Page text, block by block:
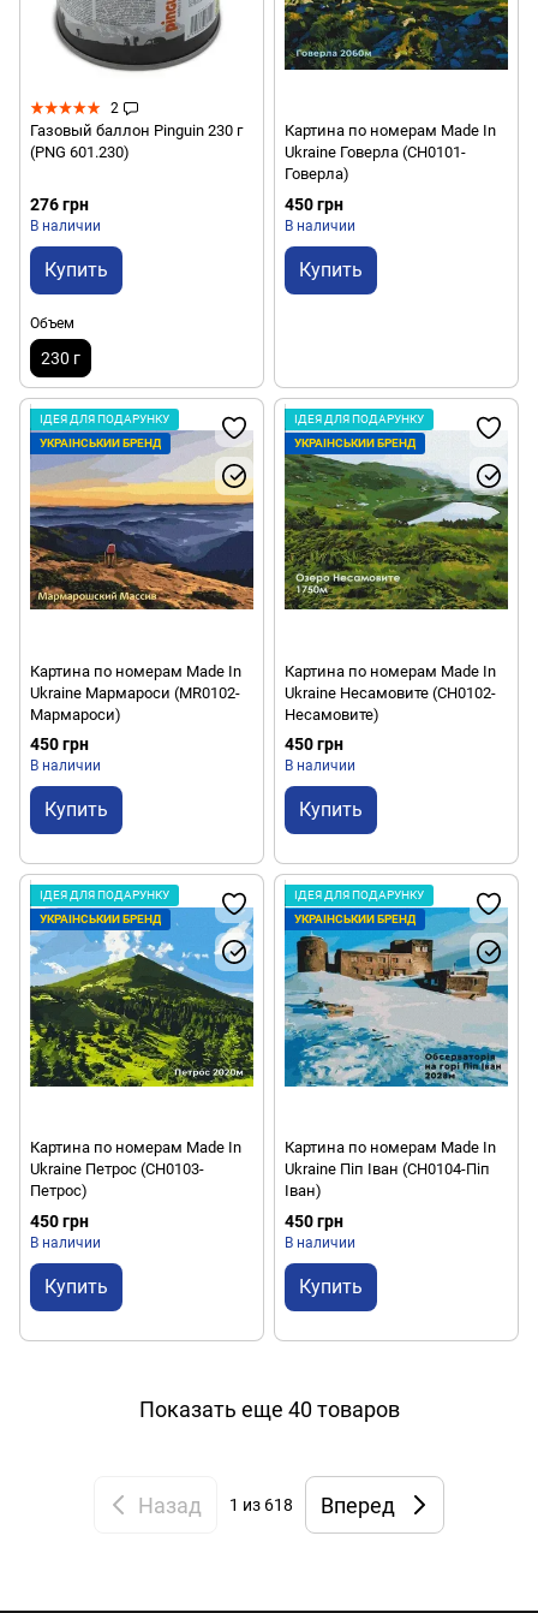
2
Газовый баллон Pinguin 230 г
(PNG 601.230)
276 грн
В наличии
Купить
Объем
230 г
Картина по номерам Made In
Ukraine Говерла (CH0101-
Говерла)
450 грн
В наличии
Купить
ІДЕЯ ДЛЯ ПОДАРУНКУ
УКРАЇНСЬКИЙ БРЕНД
Картина по номерам Made In
Ukraine Мармароси (MR0102-
Мармароси)
450 грн
В наличии
Купить
ІДЕЯ ДЛЯ ПОДАРУНКУ
УКРАЇНСЬКИЙ БРЕНД
Картина по номерам Made In
Ukraine Несамовите (CH0102-
Несамовите)
450 грн
В наличии
Купить
ІДЕЯ ДЛЯ ПОДАРУНКУ
УКРАЇНСЬКИЙ БРЕНД
Картина по номерам Made In
Ukraine Петрос (CH0103-
Петрос)
450 грн
В наличии
Купить
ІДЕЯ ДЛЯ ПОДАРУНКУ
УКРАЇНСЬКИЙ БРЕНД
Картина по номерам Made In
Ukraine Піп Іван (CH0104-Піп
Іван)
450 грн
В наличии
Купить
Показать еще 40 товаров
Назад 1 из 618 Вперед